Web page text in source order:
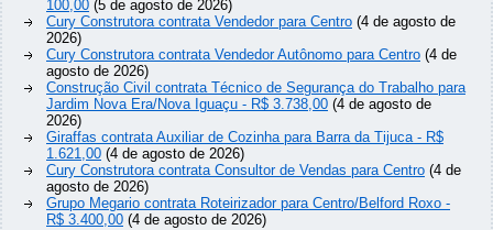
100,00 (5 de agosto de 2026)
Cury Construtora contrata Vendedor para Centro (4 de agosto de
2026)
Cury Construtora contrata Vendedor Autônomo para Centro (4 de
agosto de 2026)
Construção Civil contrata Técnico de Segurança do Trabalho para
Jardim Nova Era/Nova Iguaçu - R$ 3.738,00 (4 de agosto de
2026)
Giraffas contrata Auxiliar de Cozinha para Barra da Tijuca - R$
1.621,00 (4 de agosto de 2026)
Cury Construtora contrata Consultor de Vendas para Centro (4 de
agosto de 2026)
Grupo Megario contrata Roteirizador para Centro/Belford Roxo -
R$ 3.400,00 (4 de agosto de 2026)